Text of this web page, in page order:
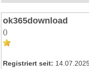
ok365download
()
Registriert seit: